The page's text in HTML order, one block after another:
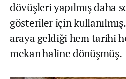
dövüşleri yapılmış daha
gösteriler için
araya geldiği hem tarihi
mekan haline dönüşmüş.